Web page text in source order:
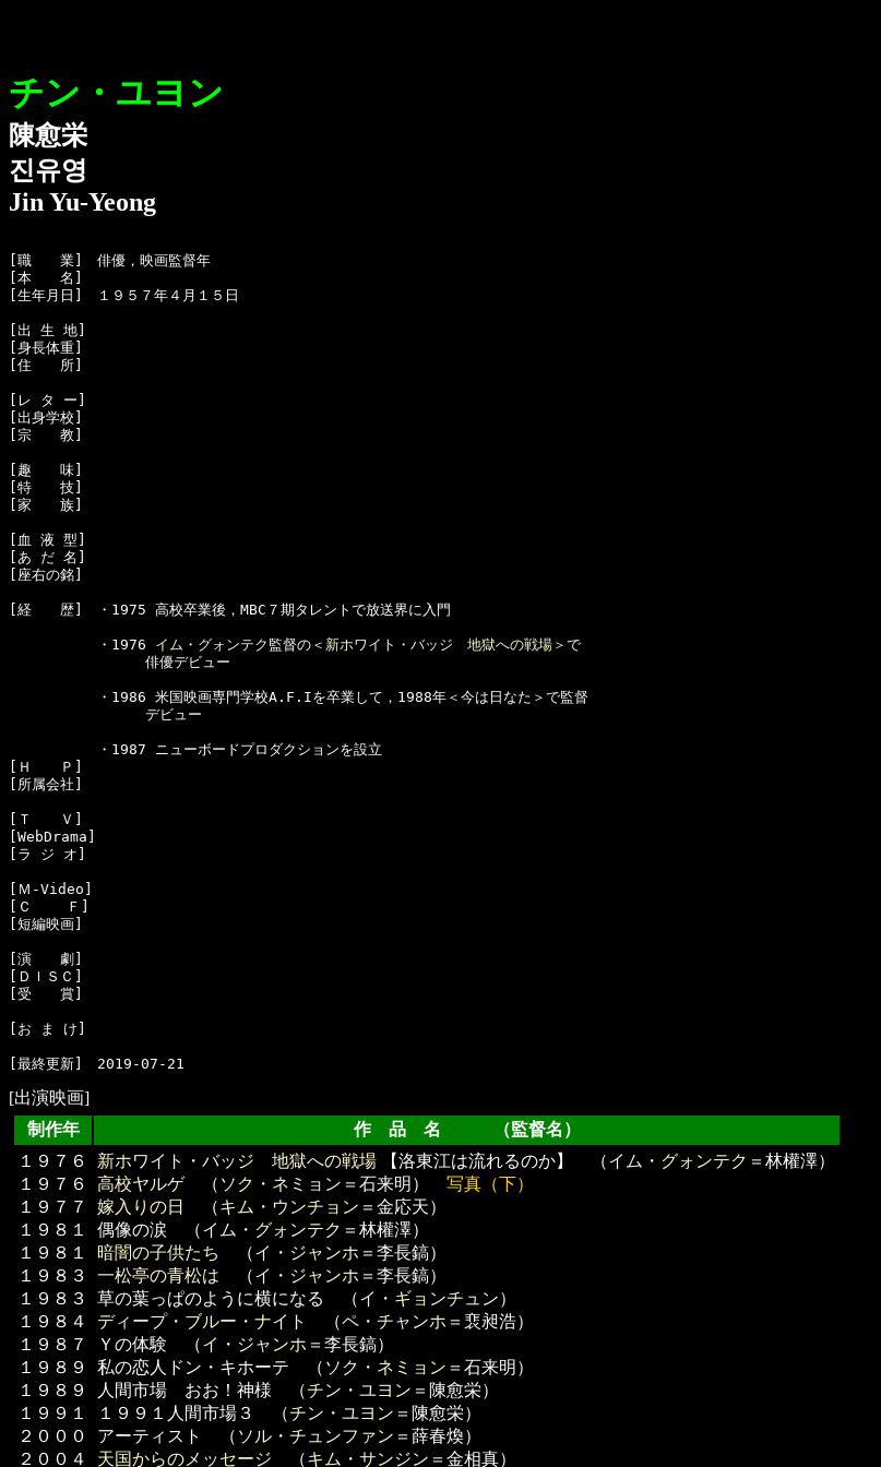
チン・ユヨン
陳愈栄
진유영
Jin Yu-Yeong
[職　　業]　俳優，映画監督年
[本　　名]
[生年月日]　１９５７年４月１５日
[出 生 地]
[身長体重]
[住　　所]
[レ タ ー]
[出身学校]
[宗　　教]
[趣　　味]
[特　　技]
[家　　族]
[血 液 型]
[あ だ 名]
[経　　歴]　・1975 高校卒業後，MBC７期タレントで放送界に入門
  　　　　　・1976
イム・グォンテク 監督の＜ 新ホワイト・バッジ　地獄への戦場 ＞で
俳優デビュー
  　　　　　・1986 米国映画専門学校A.F.Iを卒業して，1988年＜今は日なた＞で監督
デビュー
  　　　　　・1987 ニューボードプロダクションを設立
[Ｈ　　Ｐ]
[所属会社]
[Ｔ　　Ｖ]
[WebDrama]
[ラ ジ オ]
[Ｍ-Video]
[Ｃ    Ｆ]
[短編映画]
[演　　劇]
[ＤＩＳＣ]
[受　　賞]
[お ま け]
[出演映画]
制作年
作 品 名 （監督名）
１９７６
１９７６
１９７７
１９８１
１９８１
１９８３
１９８３
１９８４
１９８７
１９８９
１９８９
１９９１
２０００
２００４
新ホワイト・バッジ 地獄への戦場 【洛東江は流れるのか】 （イム・グォンテク ＝林權澤）
高校ヤルゲ（ ソク・ネミョン ＝石来明）写真（下）
嫁入りの日
（キム・ウンチョン ＝金応天）
偶像の涙 （イム・グォンテク ＝林權澤）
暗闇の子供たち
（イ・ジャンホ ＝李長鎬）
一松亭の青松は （イ・ジャンホ ＝李長鎬）
草の葉っぱのように横になる （イ・ギョンチュン）
ディープ・ブルー・ナイト
（ペ・チャンホ ＝裵昶浩）
Ｙの体験 （イ・ジャンホ ＝李長鎬）
私の恋人ドン・キホーテ （ ソク・ネミョン ＝石来明）
人間市場 おお！神様 （チン・ユヨン ＝陳愈栄）
１９９１人間市場３ （チン・ユヨン ＝陳愈栄）
アーティスト （ ソル・チュンファン ＝薛春煥）
天国からのメッセージ （キム・サンジン ＝金相真）